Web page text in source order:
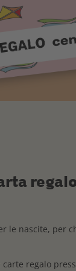
le nascite, per
regalo